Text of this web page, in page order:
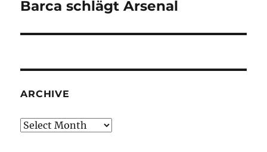
Next
Barca schlägt Arsenal
ARCHIVE
Archive